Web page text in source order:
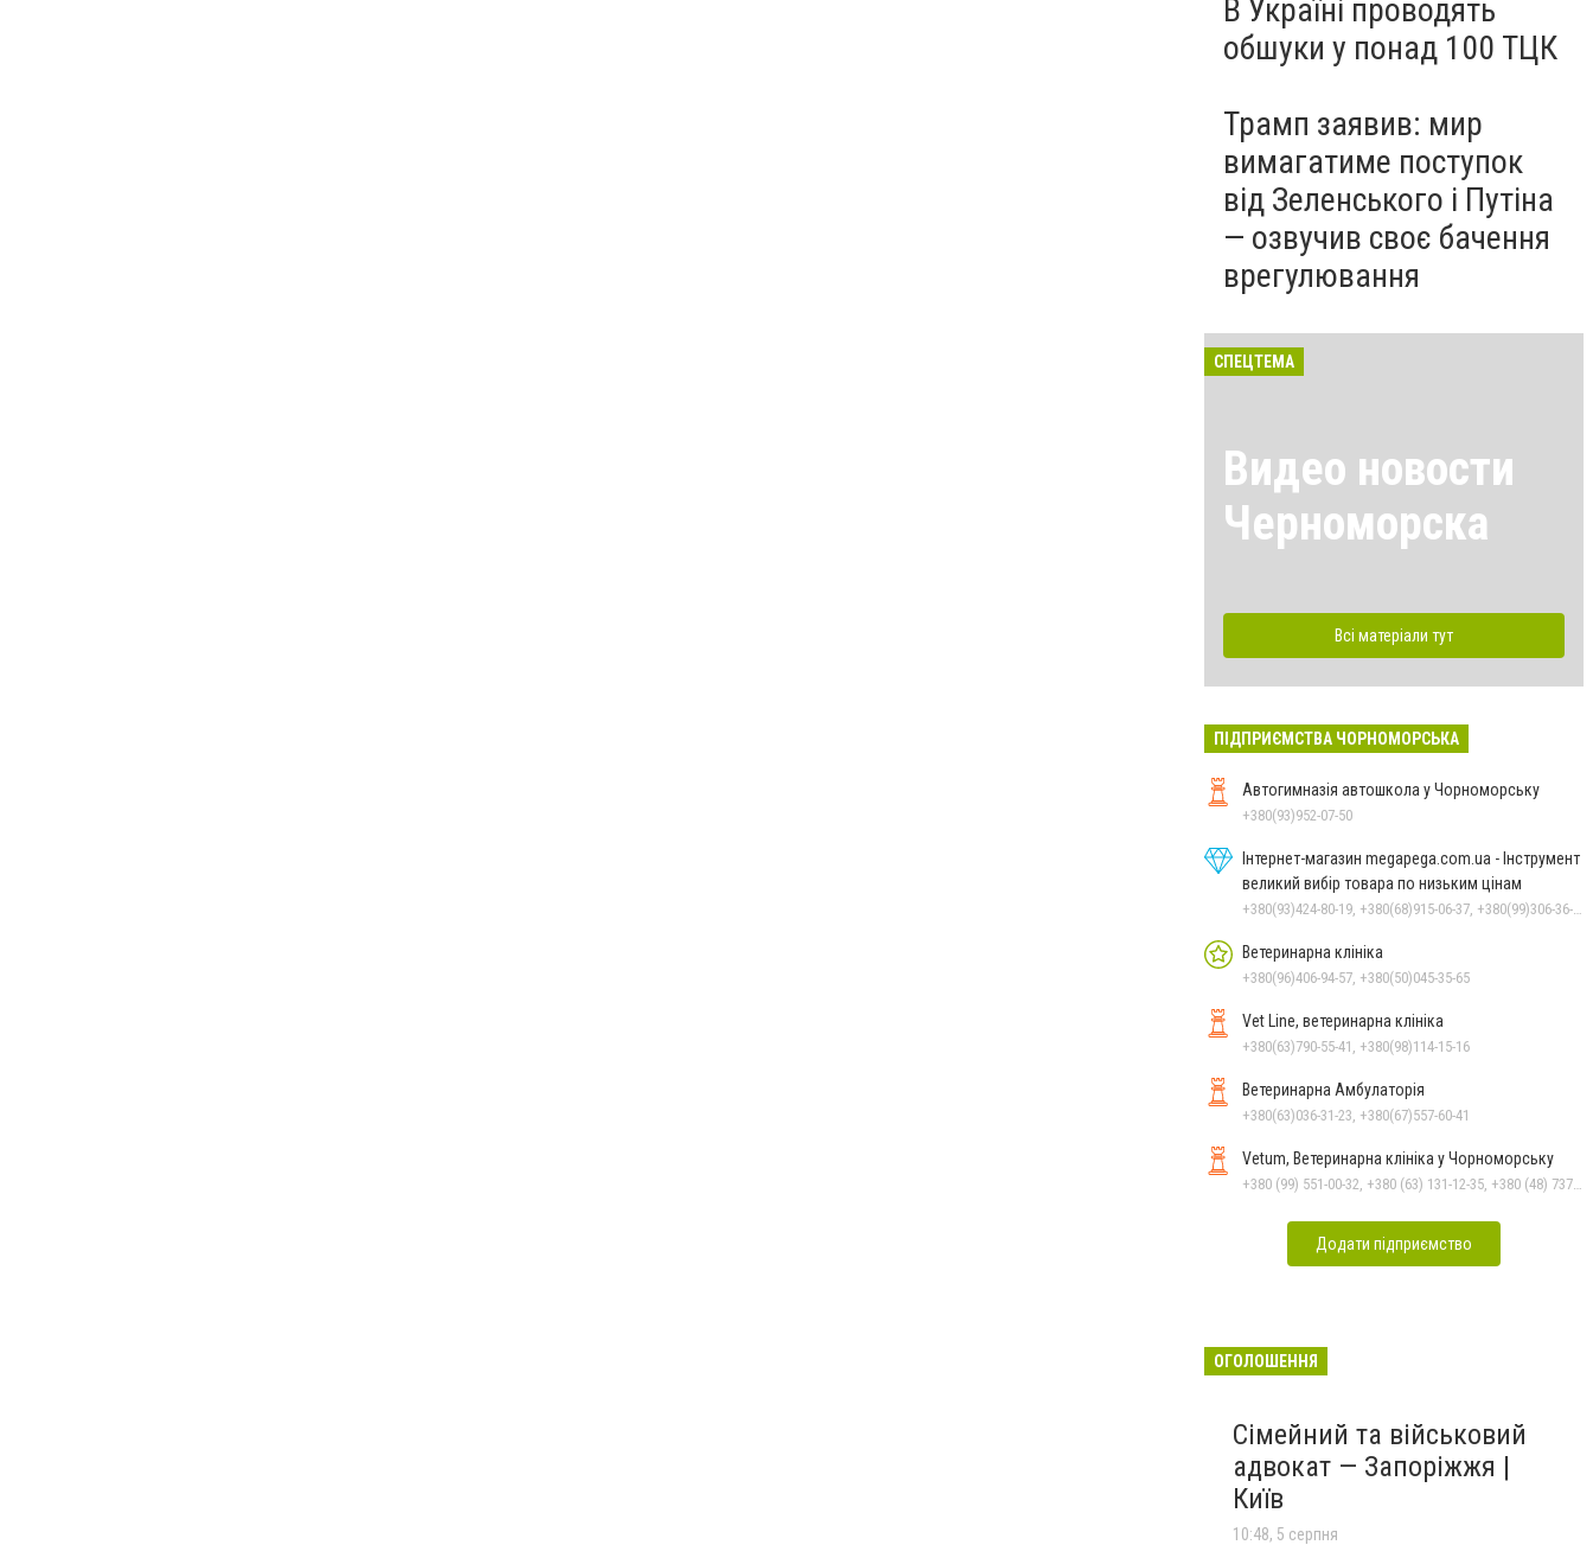
В Україні проводять
обшуки у понад 100 ТЦК
Трамп заявив: мир
вимагатиме поступок
від Зеленського і Путіна
— озвучив своє бачення
врегулювання
СПЕЦТЕМА
Видео новости
Черноморска
Всі матеріали тут
ПІДПРИЄМСТВА ЧОРНОМОРСЬКА
Автогимназія автошкола у Чорноморську
+380(93)952-07-50
Інтернет-магазин megapega.com.ua - Інструмент
великий вибір товара по низьким цінам
Ветеринарна клініка
+380(96)406-94-57, +380(50)045-35-65
Vet Line, ветеринарна клініка
+380(63)790-55-41, +380(98)114-15-16
Ветеринарна Амбулаторія
+380(63)036-31-23, +380(67)557-60-41
Vetum, Ветеринарна клініка у Чорноморську
Додати підприємство
ОГОЛОШЕННЯ
Сімейний та військовий
адвокат — Запоріжжя |
Київ
10:48, 5 серпня